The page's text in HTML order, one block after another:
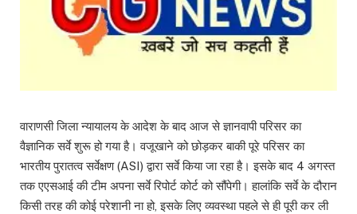
वाराणसी जिला न्यायालय के आदेश के बाद आज से ज्ञानवापी परिसर का
वैज्ञानिक सर्वे शुरू हो गया है। वजूखाने को छोड़कर बाकी पूरे परिसर का
भारतीय पुरातत्व सर्वेक्षण (ASI) द्वारा सर्वे किया जा रहा है। इसके बाद 4 अगस्त
तक एएसआई की टीम अपना सर्वे रिपोर्ट कोर्ट को सौंपेगी। हालांकि सर्वे के दौरान
किसी तरह की कोई परेशानी ना हो, इसके लिए व्यवस्था पहले से ही पूरी कर ली